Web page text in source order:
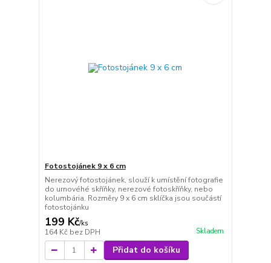
Fotostojánek 9 x 6 cm
Nerezový fotostojánek, slouží k umístění fotografie
do urnovéhé skříňky, nerezové fotoskříňky, nebo
kolumbária. Rozměry 9 x 6 cm sklíčka jsou součástí
fotostojánku
199 Kč/ks
164 Kč bez DPH Skladem
Přidat do košíku